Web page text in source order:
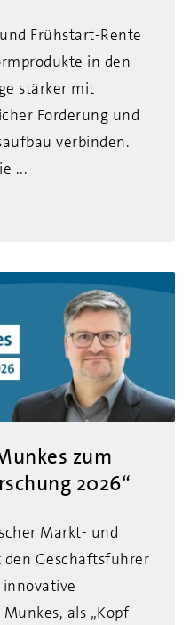
Frühstart-Rente
in den
stärker mit
Förderung und
verbinden.
...
zum
2026“
Markt- und
den Geschäftsführer
als „Kopf